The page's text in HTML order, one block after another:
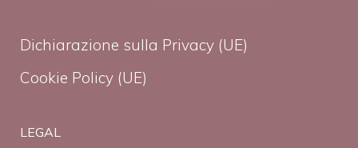
Dichiarazione sulla Privacy (UE)
Cookie Policy (UE)
LEGAL